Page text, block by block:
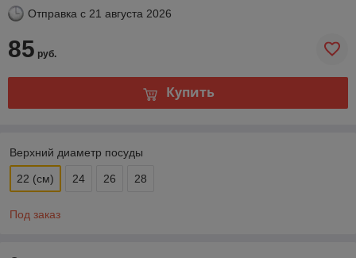
Отправка с 21 августа 2026
85 руб.
Купить
Верхний диаметр посуды
22 (см) 24 26 28
Под заказ